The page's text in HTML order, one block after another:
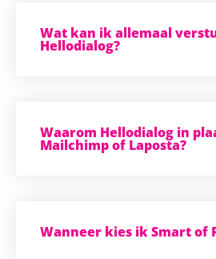
Wat kan ik allemaal
Hellodialog?
Waarom Hellodialog in
Mailchimp of Laposta?
Wanneer kies ik Smart of